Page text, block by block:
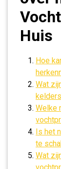
Huis
Hoe
Wat
Welke
Is het
te
Wat